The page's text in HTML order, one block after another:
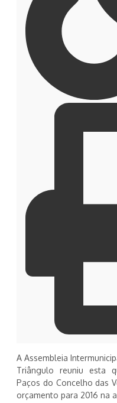
A Assembleia
Triângulo reuniu esta
Paços do Concelho das
orçamento para 2016 na